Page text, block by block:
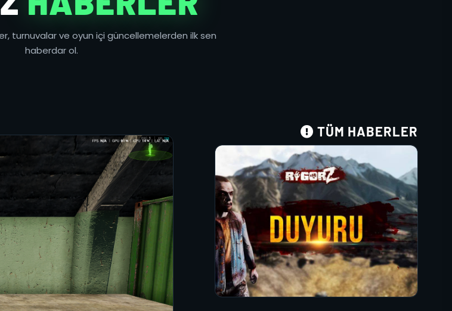
turnuvalar ve oyun içi güncellemelerden ilk sen
haberdar ol.
TÜM HABERLER